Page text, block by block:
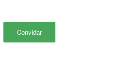
Convidar